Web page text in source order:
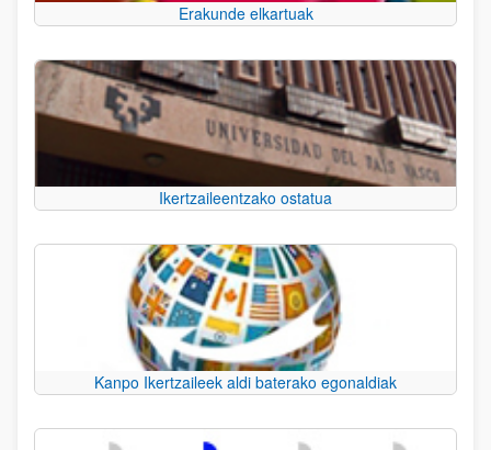
Erakunde elkartuak
Ikertzaileentzako ostatua
Kanpo Ikertzaileek aldi baterako egonaldiak